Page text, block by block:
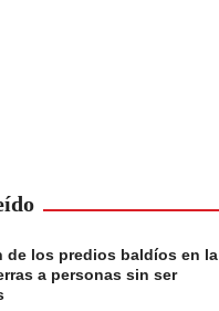
de los predios baldíos en la
a personas sin ser